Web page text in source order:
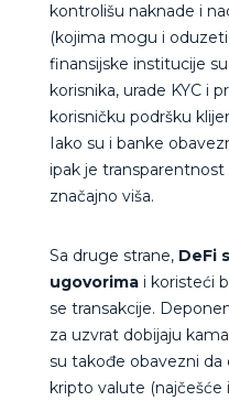
kontrolišu naknade i
(kojima mogu i oduzeti
finansijske institucije
korisnika, urade KYC i
korisničku podršku
Iako su i banke
ipak je
značajno viša.
Sa druge strane, DeFi
ugovorimai koristeći
se transakcije.
za uzvrat dobijaju
su takođe obavezni da
kripto valute (najčešće